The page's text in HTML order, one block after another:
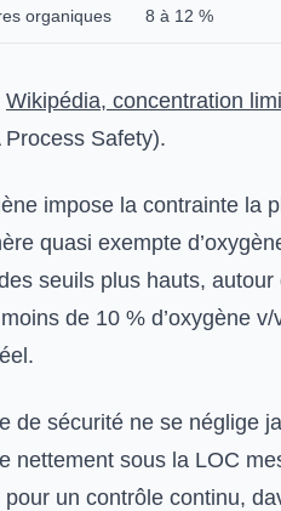
organiques 8 à 12 %
Wikipédia, concentration
Process Safety).
impose la contrainte la
quasi exempte
seuils plus hauts,
de 10 % d’oxygène
de sécurité ne se néglige
nettement sous la LOC
pour un contrôle continu,